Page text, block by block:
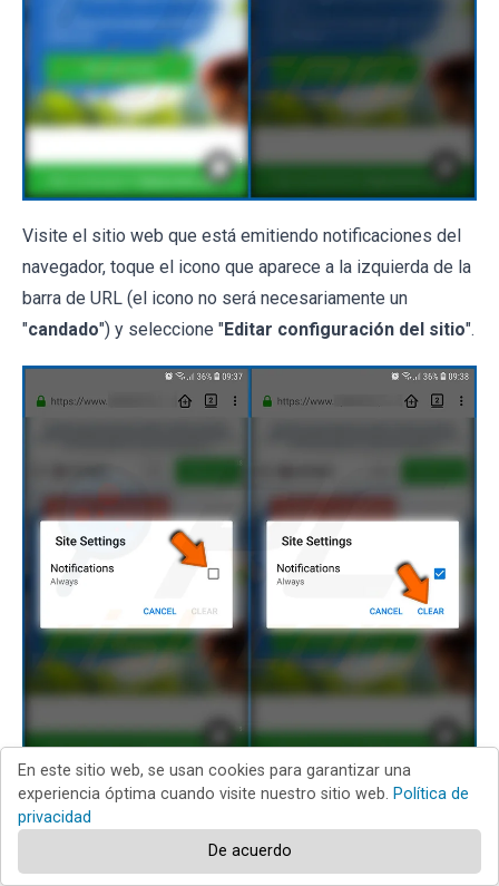
Visite el sitio web que está emitiendo notificaciones del
navegador, toque el icono que aparece a la izquierda de la
barra de URL (el icono no será necesariamente un
"candado") y seleccione "Editar configuración del sitio".
En la ventana emergente que se abre, opte por la opción
"Notificaciones" y pulse "BORRAR".
En este sitio web, se usan cookies para garantizar una
experiencia óptima cuando visite nuestro sitio web. Política de
privacidad
De acuerdo